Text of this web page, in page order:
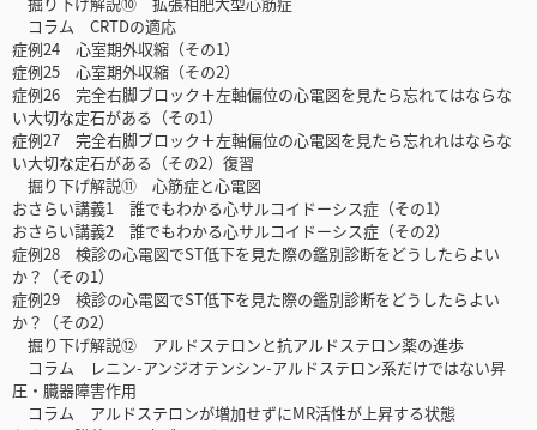
コラム CRTDの適応
症例24 心室期外収縮（その1）
症例25 心室期外収縮（その2）
症例26 完全右脚ブロック＋左軸偏位の心電図を見たら忘れてはならな
い大切な定石がある（その1）
症例27 完全右脚ブロック＋左軸偏位の心電図を見たら忘れれはならな
い大切な定石がある（その2）復習
掘り下げ解説⑪ 心筋症と心電図
おさらい講義1 誰でもわかる心サルコイドーシス症（その1）
おさらい講義2 誰でもわかる心サルコイドーシス症（その2）
症例28 検診の心電図でST低下を見た際の鑑別診断をどうしたらよい
か？（その1）
症例29 検診の心電図でST低下を見た際の鑑別診断をどうしたらよい
か？（その2）
掘り下げ解説⑫ アルドステロンと抗アルドステロン薬の進歩
コラム レニン-アンジオテンシン-アルドステロン系だけではない昇
圧・臓器障害作用
コラム アルドステロンが増加せずにMR活性が上昇する状態